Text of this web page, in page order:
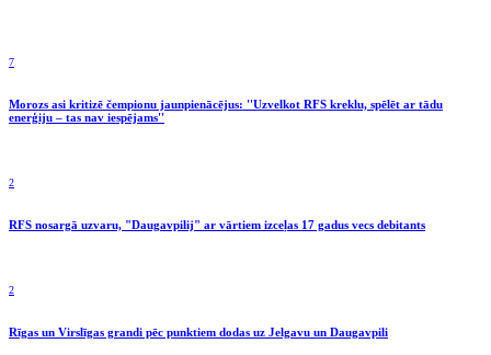
7
Morozs asi kritizē čempionu jaunpienācējus: ''Uzvelkot RFS kreklu, spēlēt ar tādu
enerģiju – tas nav iespējams''
2
RFS nosargā uzvaru, "Daugavpilij" ar vārtiem izceļas 17 gadus vecs debitants
2
Rīgas un Virslīgas grandi pēc punktiem dodas uz Jelgavu un Daugavpili